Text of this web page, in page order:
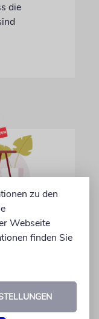
die
zu den
Webseite
finden Sie